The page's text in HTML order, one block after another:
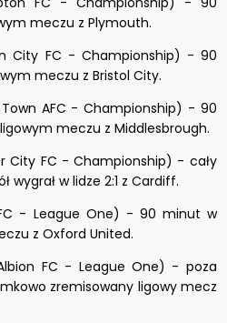
meczu z Plymouth.
City FC - Championship) - 90
meczu z Bristol City.
Town AFC - Championship) - 90
meczu z Middlesbrough.
City FC - Championship) - cały
wygrał w lidze 2:1 z Cardiff.
- League One) - 90 minut w
z Oxford United.
FC - League One) - poza
zremisowany ligowy mecz